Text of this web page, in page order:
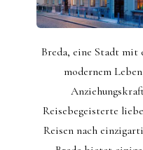
Breda, eine Stadt mit
modernem
Reisebegeisterte
Reisen nach